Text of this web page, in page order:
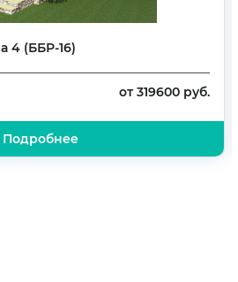
4 (ББР-16)
от 319600 руб.
Подробнее